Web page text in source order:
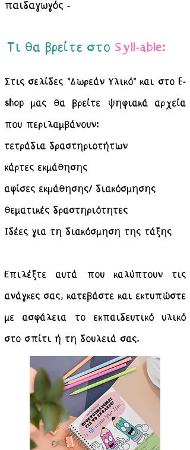
παιδαγωγός -
Τι θα βρείτε στο Syll-able:
Στις σελίδες "Δωρεάν Υλικό" και στο E-
shop μας θα βρείτε ψηφιακά αρχεία
που περιλαμβάνουν:​​
τετράδια δραστηριοτήτων
κάρτες εκμάθησης
αφίσες εκμάθησης/ διακόσμησης
θεματικές δραστηριότητες
Ιδέες για τη διακόσμηση της τάξης
Επιλέξτε αυτά που καλύπτουν τις
ανάγκες σας, κατεβάστε και εκτυπώστε
με ασφάλεια το εκπαιδευτικό υλικό
στο σπίτι ή τη δουλειά σας.